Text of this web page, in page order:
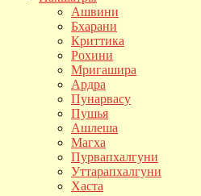
Ашвини
Бхарани
Криттика
Рохини
Мригашира
Ардра
Пунарвасу
Пушья
Ашлеша
Магха
Пурвапхалгуни
Уттарапхалгуни
Хаста